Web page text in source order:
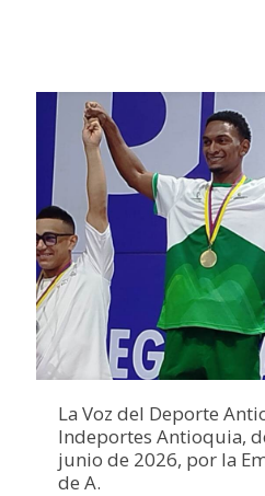
La Voz del Deporte
Indeportes Antioquia,
junio de 2026, por la
de A.